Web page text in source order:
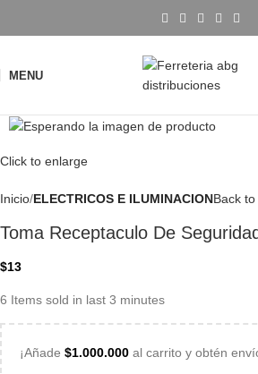
MENU
Click to enlarge
Inicio ELECTRICOS E ILUMINACIONBack
Toma Receptaculo De
$13
6 Items sold in last 3 minutes
¡Añade $1.000.000 al carrito y obtén